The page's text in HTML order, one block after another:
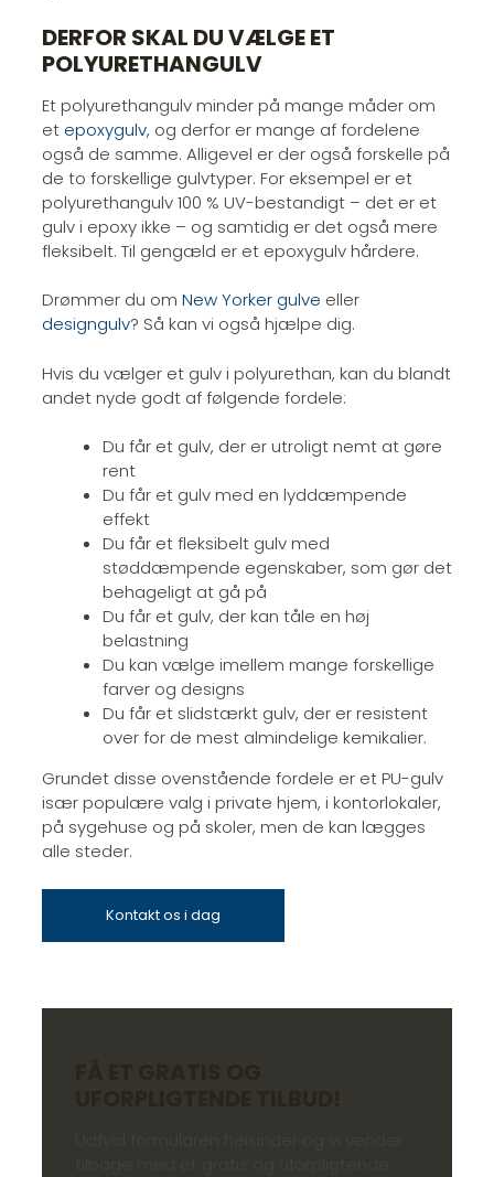
DERFOR SKAL DU VÆLGE ET
POLYURETHANGULV
Et polyurethangulv minder på mange måder om
et epoxygulv, og derfor er mange af fordelene
også de samme. Alligevel er der også forskelle på
de to forskellige gulvtyper. For eksempel er et
polyurethangulv 100 % UV-bestandigt – det er et
gulv i epoxy ikke – og samtidig er det også mere
fleksibelt. Til gengæld er et epoxygulv hårdere.​
Drømmer du om New Yorker gulve eller
designgulv? Så kan vi også hjælpe dig.
Hvis du vælger et gulv i polyurethan, kan du blandt
andet nyde godt af følgende fordele:​
Du får et gulv, der er utroligt nemt at gøre
rent
Du får et gulv med en lyddæmpende
effekt
Du får et fleksibelt gulv med
støddæmpende egenskaber, som gør det
behageligt at gå på
Du får et gulv, der kan tåle en høj
belastning
Du kan vælge imellem mange forskellige
farver og designs
Du får et slidstærkt gulv, der er resistent
over for de mest almindelige kemikalier.​
Grundet disse ovenstående fordele er et PU-gulv
især populære valg i private hjem, i kontorlokaler,
på sygehuse og på skoler, men de kan lægges
alle steder.
Kontakt os i dag